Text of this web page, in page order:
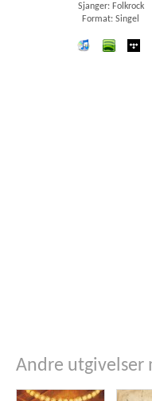
Sjanger: Folkrock
Format: Singel
iTunes spotify
Andre utgivelser